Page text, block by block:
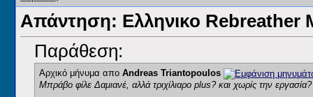
Απάντηση: Ελληνικο Rebreather
Παράθεση:
Αρχικό μήνυμα απο Andreas Triantopoulos
Μπράβο φίλε Δαμιανέ , αλλά τριχίλιαρo plus? και χωρίς την εργασία?